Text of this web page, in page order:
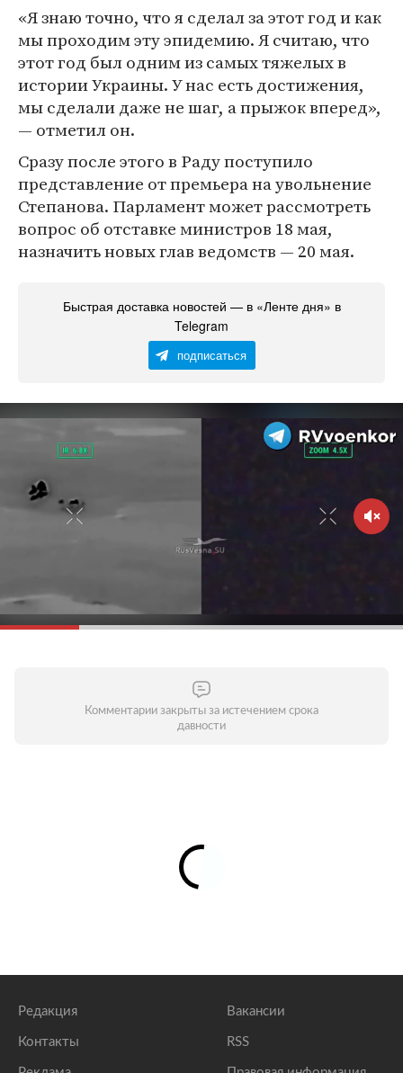
«Я знаю точно, что я сделал за этот год и как
мы проходим эту эпидемию. Я считаю, что
этот год был одним из самых тяжелых в
истории Украины. У нас есть достижения,
мы сделали даже не шаг, а прыжок вперед»,
— отметил он.
Сразу после этого в Раду поступило
представление от премьера на увольнение
Степанова. Парламент может рассмотреть
вопрос об отставке министров 18 мая,
назначить новых глав ведомств — 20 мая.
Быстрая доставка новостей — в «Ленте дня» в
Telegram
подписаться
Комментарии закрыты за истечением срока
давности
Редакция
Контакты
Вакансии
RSS